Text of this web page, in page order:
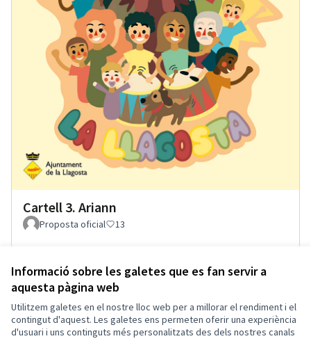
Informació sobre les galetes que es fan servir a
aquesta pàgina web
Utilitzem galetes en el nostre lloc web per a millorar el rendiment i el
contingut d'aquest. Les galetes ens permeten oferir una experiència
d'usuari i uns continguts més personalitzats des dels nostres canals
Cartell 3. Ariann
Proposta oficial 13
Termes i condicions d'ús
Configuració de les galetes
Ajuntament de la Llagosta a X
(Enllaç extern)
Ajuntament de la Llagosta a Facebook
(Enllaç extern)
Ajuntament de la Llagosta a Instagram
(Enllaç extern)
Ajuntament de la Llagosta a YouTube
(Enllaç extern)